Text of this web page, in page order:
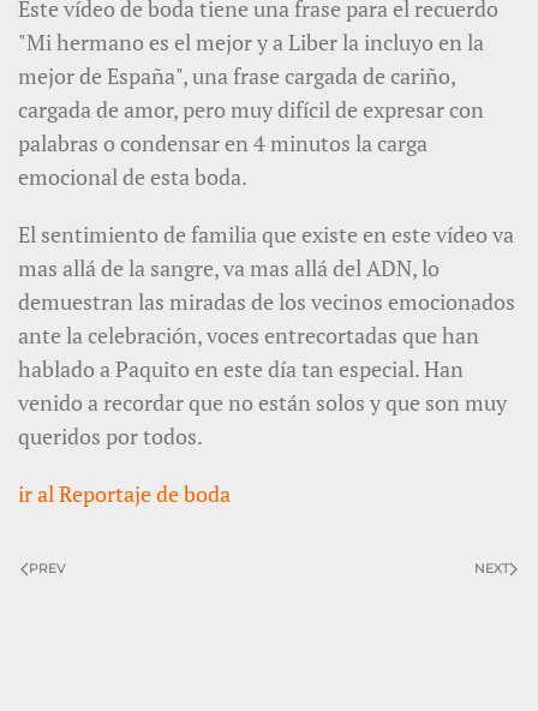
Este vídeo de boda tiene una frase para el recuerdo
"Mi hermano es el mejor y a Liber la incluyo en la
mejor de España", una frase cargada de cariño,
cargada de amor, pero muy difícil de expresar con
palabras o condensar en 4 minutos la carga
emocional de esta boda.
El sentimiento de familia que existe en este vídeo va
mas allá de la sangre, va mas allá del ADN, lo
demuestran las miradas de los vecinos emocionados
ante la celebración, voces entrecortadas que han
hablado a Paquito en este día tan especial. Han
venido a recordar que no están solos y que son muy
queridos por todos.
ir al Reportaje de boda
PREV NEXT